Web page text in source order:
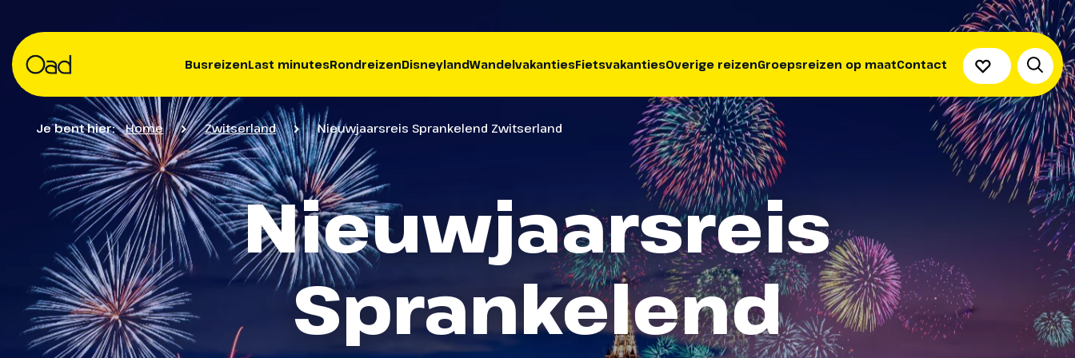
BusreizenLast minutesRondreizenDisneylandWandelvakantiesFietsvakantiesOverige reizenGroepsreizen op maatContact
Je bent hier: Home Zwitserland Nieuwjaarsreis Sprankelend Zwitserland
Nieuwjaarsreis
Sprankelend